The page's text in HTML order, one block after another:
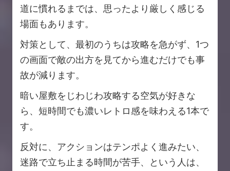
道に慣れるまでは、思ったより厳しく感じる
場面もあります。
対策として、最初のうちは攻略を急がず、1つ
の画面で敵の出方を見てから進むだけでも事
故が減ります。
暗い屋敷をじわじわ攻略する空気が好きな
ら、短時間でも濃いレトロ感を味わえる1本で
す。
反対に、アクションはテンポよく進みたい、
迷路で立ち止まる時間が苦手、という人は、